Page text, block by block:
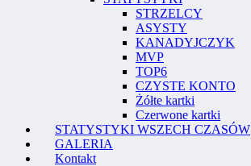
STRZELCY
ASYSTY
KANADYJCZYK
MVP
TOP6
CZYSTE KONTO
Żółte kartki
Czerwone kartki
STATYSTYKI WSZECH CZASÓW
GALERIA
Kontakt